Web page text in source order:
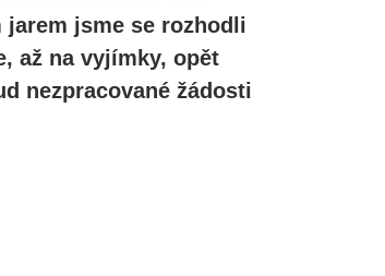
jsme se rozhodli
až na vyjímky, opět
nezpracované žádosti